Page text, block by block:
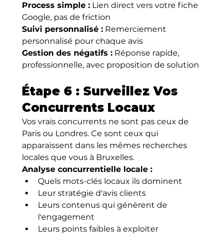
Process simple : Lien direct vers votre fiche
Google, pas de friction
Suivi personnalisé : Remerciement
personnalisé pour chaque avis
Gestion des négatifs : Réponse rapide,
professionnelle, avec proposition de solution
Étape 6 : Surveillez Vos
Concurrents Locaux
Vos vrais concurrents ne sont pas ceux de
Paris ou Londres. Ce sont ceux qui
apparaissent dans les mêmes recherches
locales que vous à Bruxelles.
Analyse concurrentielle locale :
Quels mots-clés locaux ils dominent
Leur stratégie d'avis clients
Leurs contenus qui génèrent de
l'engagement
Leurs points faibles à exploiter